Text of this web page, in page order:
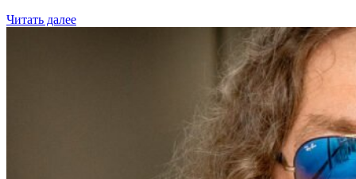
Читать далее